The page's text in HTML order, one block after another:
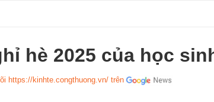
hè 2025 của học
https://kinhte.congthuong.vn/ trên